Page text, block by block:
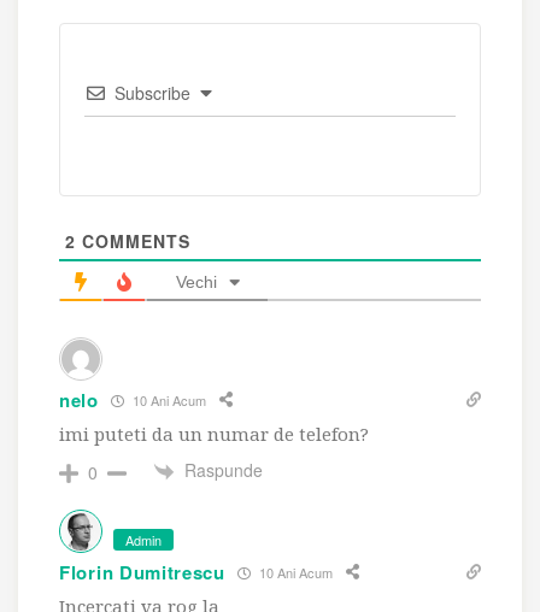
Subscribe
2 COMMENTS
Vechi
nelo 10 Ani Acum
imi puteti da un numar de telefon?
0
Raspunde
Admin
Florin Dumitrescu 10 Ani Acum
Incercati va rog la